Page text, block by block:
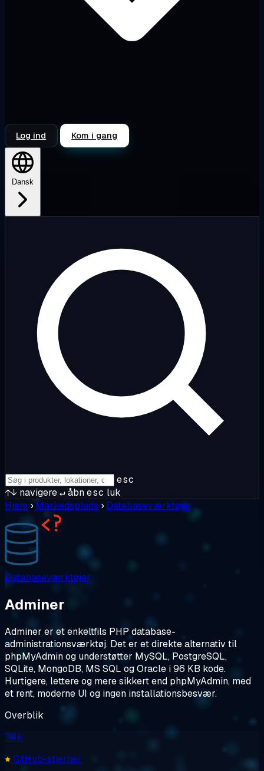
Log ind Kom i gang
Dansk
esc
↑↓ navigere↵åbnesc luk
Hjem › Markedsplads › Databaseværktøjer
Databaseværktøjer
Adminer
Adminer er et enkeltfils PHP database-
administrationsværktøj. Det er et direkte alternativ til
phpMyAdmin og understøtter MySQL, PostgreSQL,
SQLite, MongoDB, MS SQL og Oracle i 96 KB kode.
Hurtigere, lettere og mere sikkert end phpMyAdmin, med
et rent, moderne UI og ingen installationsbesvær.
Overblik
7.4k
GitHub-stjerner